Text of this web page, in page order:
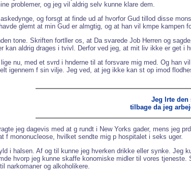
problemer, og jeg vil aldrig selv kunne klare dem.
askedynge, og forsgt at finde ud af hvorfor Gud tillod disse
glemt at min Gud er almgtig, og at han vil kmpe kampen
tone. Skriften fortller os, at Da svarede Job Herren og
kan aldrig drages i tvivl. Derfor ved jeg, at mit liv ikke er get i
nu, med et svrd i hnderne til at forsvare mig med. Og han
igennem f sin vilje. Jeg ved, at jeg ikke kan st op imod
Jeg lrte den
tilbage da jeg
jeg dagevis med at g rundt i New Yorks gader, mens jeg
f mononucleose, hvilket sendte mig p hospitalet i seks uger.
i halsen. Af og til kunne jeg hverken drikke eller synke. Jeg
hvorp jeg kunne skaffe konomiske midler til vores
narkomaner og alkoholikere.